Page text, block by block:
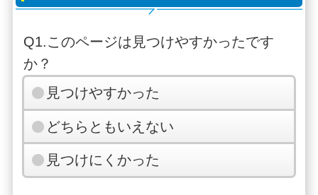
Q1.このページは見つけやすかったです
か？
見つけやすかった
どちらともいえない
見つけにくかった